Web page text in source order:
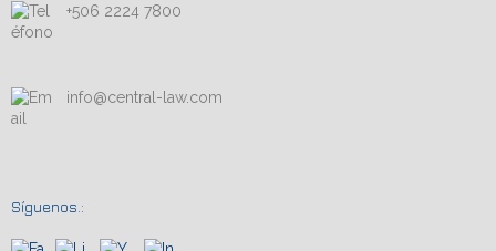
+506 2224 7800
info@central-law.com
Síguenos.: